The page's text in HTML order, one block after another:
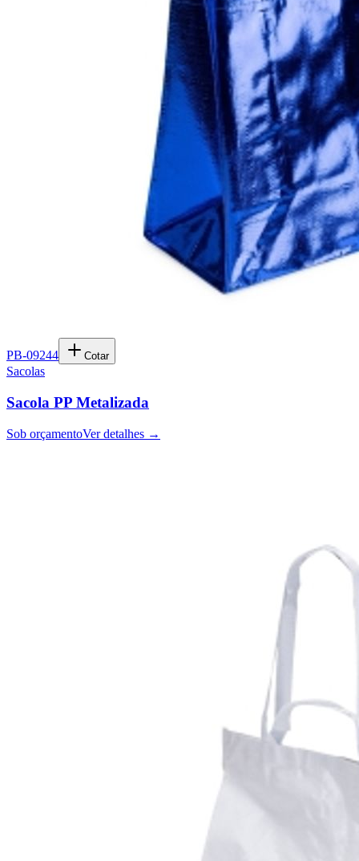
PB-09244 Cotar
Sacolas
Sacola PP Metalizada
Sob orçamentoVer detalhes →